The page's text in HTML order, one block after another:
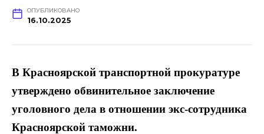
ОПУБЛИКОВАНО
16.10.2025
В Красноярской транспортной прокуратуре
утверждено обвинительное заключение
уголовного дела в отношении экс-сотрудника
Красноярской таможни.